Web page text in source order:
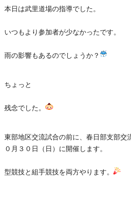
本日は武里道場の指導でした。
いつもより参加者が少なかったです。
雨の影響もあるのでしょうか？
ちょっと
残念でした。
東部地区交流試合の前に、春日部支部交
０月３０日（日）に開催します。
型競技と組手競技を両方やります。